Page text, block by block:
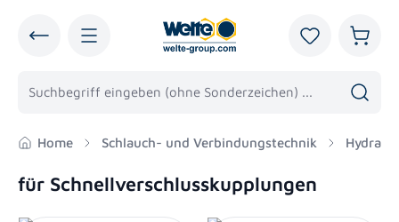
Du hast 0
Home Schlauch- und Verbindungstechnik
für Schnellverschlusskupplungen